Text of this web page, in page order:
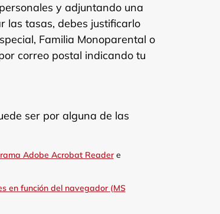
y adjuntando una
las tasas, debes justificarlo
Familia Monoparental o
correo postal indicando tu
ser por alguna de las
Adobe Acrobat Readere
en función del navegador (MS